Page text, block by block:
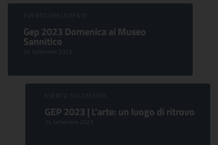
Sfoglia Eventi
EVENTO PRECEDENTE:
Gep 2023 Domenica al Museo
Sannitico
24 Settembre 2023
EVENTO SUCCESSIVO:
GEP 2023 | L'arte: un luogo di ritrovo
24 Settembre 2023